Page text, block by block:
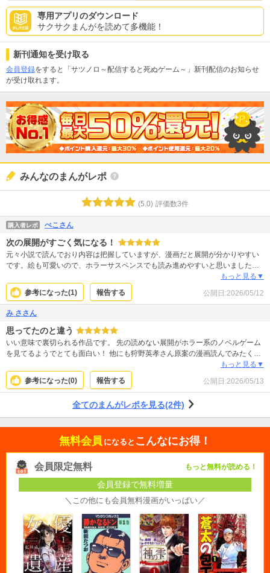
専用アプリのダウンロード
サクサクまんがを読めて多機能！
新刊通知を受け取る
会員登録をすると「サツノロ～配信すると死ぬゲーム～」新刊配信のお知らせ
が受け取れます。
みんなのまんがレポ
(5.0) 評価数3件
購入者レポ ぺこさん
次の展開がすごく気になる！
元々小説で読んでおり内容は把握していますが、漫画だと展開が分かりやすい
です。絵も可愛いので、ホラーサスペンスでも読み進めやすいと思いました。
狩野英孝さんを彷彿させる部分が所々あり、読んでいて｢これってもしかし
て……｣と思うことがあります。笑 想像していない展開がきて、漫画でどう表
現するのか続きがすごく気になります。 すごくオススメです。
もっと見る▼
参考になった(1) 報告する 公開日:2026/05/12
み ささん
思ってたのと違う
いい意味で裏切られる作品です。 先の読めない展開がホラー系のノベルゲーム
を見てるようでとても面白い！ 他にも狩野英孝さん原案の漫画読んでみたくな
もっと見る▼
参考になった(0) 報告する 公開日:2026/05/13
全てのまんがレポを見る(2件)
無料会員 になると こんなにお得！
会員限定無料 もっと無料が読める！
会員登録で無料増量
＼この他にも会員無料漫画がいっぱい／